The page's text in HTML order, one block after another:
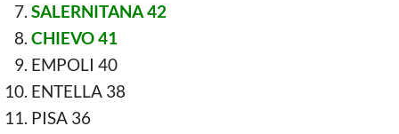
SALERNITANA 42
CHIEVO 41
EMPOLI 40
ENTELLA 38
PISA 36